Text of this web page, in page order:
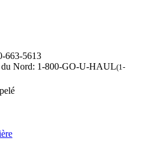
663-5613
du Nord: 1-800-GO-U-HAUL(1-